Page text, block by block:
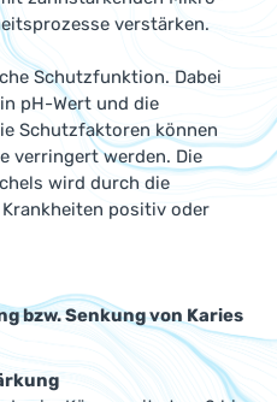
verstärken.
Schutzfunktion. Dabei
pH-Wert und die
Schutzfaktoren können
verringert werden. Die
wird durch die
positiv oder
bzw. Senkung von Karies